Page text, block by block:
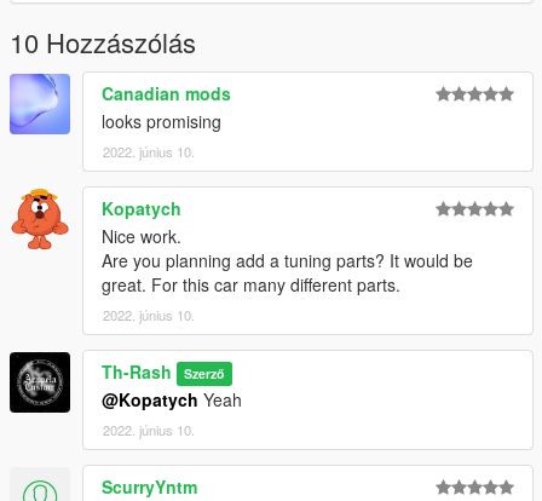
10 Hozzászólás
Canadian mods
looks promising
2022. június 10.
Kopatych
Nice work.
Are you planning add a tuning parts? It would be
great. For this car many different parts.
2022. június 10.
Th-Rash Szerző
@Kopatych Yeah
2022. június 10.
ScurryYntm